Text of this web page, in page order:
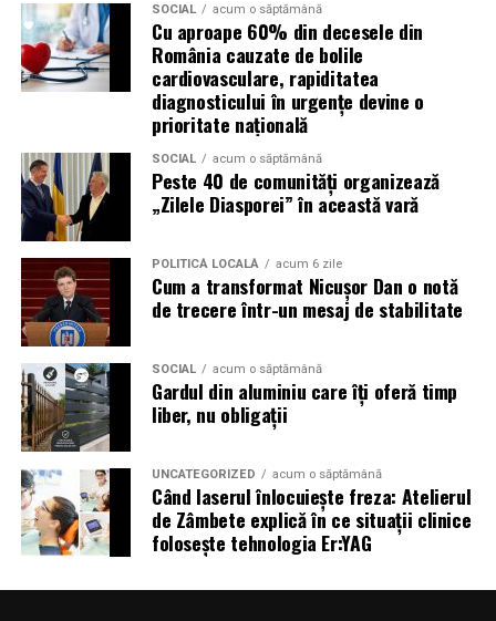
Daca alegi totusi sa vii cu masina, sunt recomandate
rutele alternative Chitila – Buftea sau Corbeanca –
Buftea.
Puncte de prim ajutor
Mai multe puncte medicale vor fi disponibile in
interiorul festivalului si vor fi marcate pe harta din
aplicatia Summer Well.
Top-up rapid pentru plati in festival
Bratara de acces include un cod PIN care permite
alimentarea online a contului, direct pe platforma
Summer Well.
Solicitarile pentru refund online pot fi facute pana pe
14 august.
Suma minima rambursabila online este de 20 lei. Pentru
sumele mai mici, rambursarea se realizeaza fizic, in
festival.
Refund-ul online este disponibil doar pentru biletele
SOCIAL acum o săptămână
Cu aproape 60% din decesele din
România cauzate de bolile
cardiovasculare, rapiditatea
diagnosticului în urgențe devine o
prioritate națională
SOCIAL acum o săptămână
Peste 40 de comunități organizează
„Zilele Diasporei” în această vară
POLITICĂ LOCALĂ acum 6 zile
Cum a transformat Nicușor Dan o notă
de trecere într-un mesaj de stabilitate
SOCIAL acum o săptămână
Gardul din aluminiu care îți oferă timp
liber, nu obligații
UNCATEGORIZED acum o săptămână
Când laserul înlocuiește freza: Atelierul
de Zâmbete explică în ce situații clinice
folosește tehnologia Er:YAG